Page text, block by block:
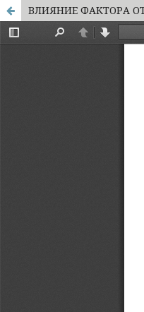
ВЛИЯНИЕ ФАКТОРА